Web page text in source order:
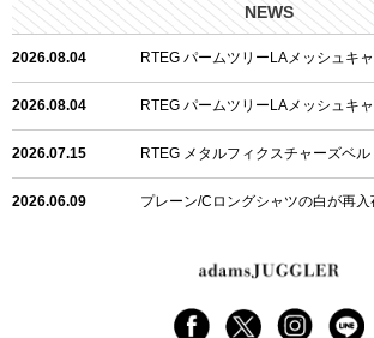
NEWS
2026.08.04 RTEG パームツリーLAメッシュキ
2026.08.04 RTEG パームツリーLAメッシュキ
2026.07.15 RTEG メタルフィクスチャーズベル
2026.06.09 プレーン/Cロングシャツの白が再入